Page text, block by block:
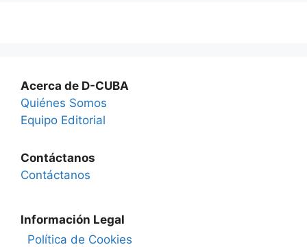
Acerca de D-CUBA
Quiénes Somos
Equipo Editorial
Contáctanos
Contáctanos
Información Legal
Política de Cookies